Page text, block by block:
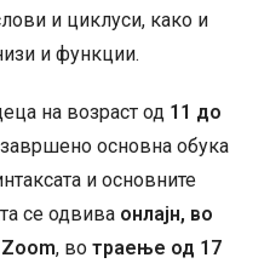
и циклуси, како и
и функции.
на возраст од 11 до
основна обука
и основните
се одвива онлајн, во
, вотраење од 17